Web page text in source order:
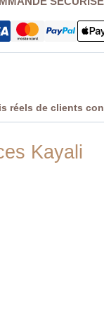
réels de clients
Kayali